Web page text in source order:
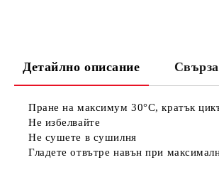
Детайлно описание
Пране на максимум 30°C, кратък
Не избелвайте
Не сушете в сушилня
Гладете отвътре навън при